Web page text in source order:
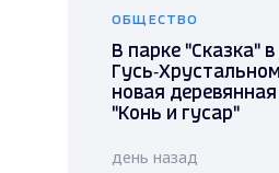
ОБЩЕСТВО
В парке "Сказка" в
новая
"Конь и гусар"
день назад